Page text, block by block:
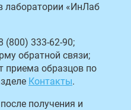
лаборатории «ИнЛаб
(800) 333-62-90;
обратной связи;
приема образцов по
Контакты.
получения и